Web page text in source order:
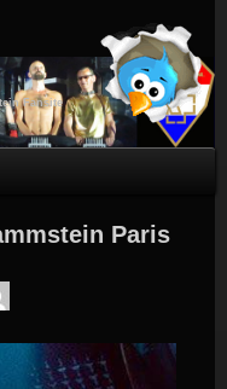
Fansite
Paris
Meister